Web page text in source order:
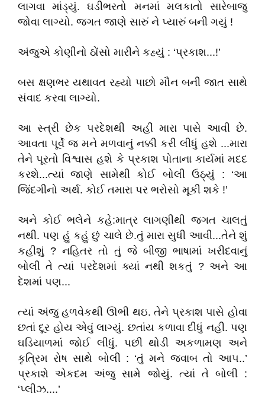
લાગવા માંડ્યું. ઘડીભરતો મનમાં મલકાતો સારેબાજુ
જોવા લાગ્યો. જગત જાણે સારું ને પ્યારું બની ગયું !
અંજુએ કોણીનો ઠોંસો મારીને કહ્યું : ‘પ્રકાશ...!’
બસ ક્ષણભર યથાવત રહ્યો પાછો મૌન બની જાત સાથે
સંવાદ કરવા લાગ્યો.
આ સ્ત્રી છેક પરદેશથી અહીં મારા પાસે આવી છે.
આવતા પૂર્વે જ મને મળવાનું નક્કી કરી લીધું હશે ...મારા
તેને પૂરતો વિશ્વાસ હશે કે પ્રકાશ પોતાના કાર્યમાં મદદ
કરશે...ત્યાં જાણે સામેથી કોઈ બોલી ઉઠ્યું : ‘આ
જિંદગીનો અર્થ. કોઈ તમારા પર ભરોસો મૂકી શકે !’
અને કોઈ ભલેને કહે:માત્ર લાગણીથી જગત ચાલતું
નથી. પણ હું કહું છું ચાલે છે.તું મારા સુધી આવી...તેને શું
કહીશું ? નહિતર તો તું જે બીજી ભાષામાં ખરીદવાનું
બોલી તે ત્યાં પરદેશમાં ક્યાં નથી શકતું ? અને આ
દેશમાં પણ...
ત્યાં અંજુ હળવેકથી ઊભી થઇ. તેને પ્રકાશ પાસે હોવા
છતાં દૂર હોય એવું લાગ્યું. છતાંય કળાવા દીધું નહી. પણ
ઘડિયાળમાં જોઈ લીધું. પછી થોડી અકળામણ અને
કૃત્રિમ રોષ સાથે બોલી : ‘તું મને જવાબ તો આપ..’
પ્રકાશે એકદમ અંજુ સામે જોયું. ત્યાં તે બોલી :
‘પ્લીઝ....’